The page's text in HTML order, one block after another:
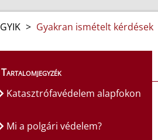
GYIK > Gyakran ismételt kérdések
Tartalomjegyzék
Katasztrófavédelem alapfokon
Mi a polgári védelem?